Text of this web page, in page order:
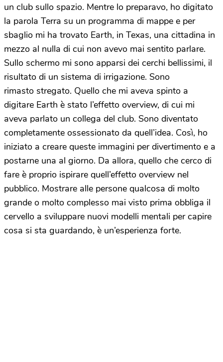
un club sullo spazio. Mentre lo preparavo, ho digitato
la parola Terra su un programma di mappe e per
sbaglio mi ha trovato Earth, in Texas, una cittadina in
mezzo al nulla di cui non avevo mai sentito parlare.
Sullo schermo mi sono apparsi dei cerchi bellissimi, il
risultato di un sistema di irrigazione. Sono
rimasto stregato. Quello che mi aveva spinto a
digitare Earth è stato l’effetto overview, di cui mi
aveva parlato un collega del club. Sono diventato
completamente ossessionato da quell’idea. Così, ho
iniziato a creare queste immagini per divertimento e a
postarne una al giorno. Da allora, quello che cerco di
fare è proprio ispirare quell’effetto overview nel
pubblico. Mostrare alle persone qualcosa di molto
grande o molto complesso mai visto prima obbliga il
cervello a sviluppare nuovi modelli mentali per capire
cosa si sta guardando, è un’esperienza forte.